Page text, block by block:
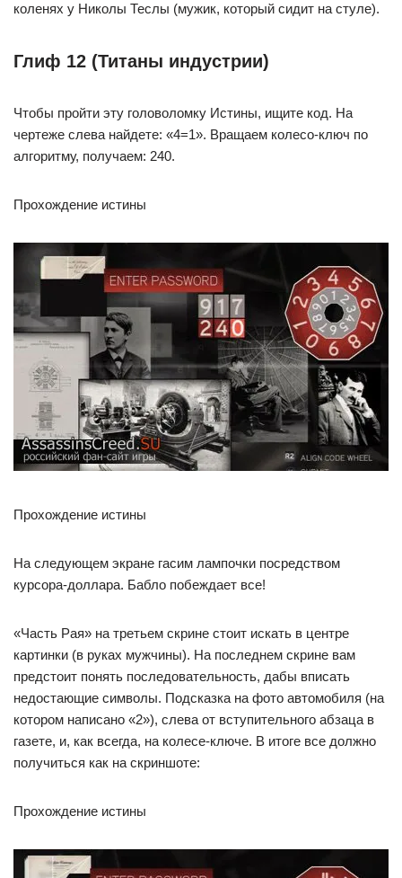
коленях у Николы Теслы (мужик, который сидит на стуле).
Глиф 12 (Титаны индустрии)
Чтобы пройти эту головоломку Истины, ищите код. На
чертеже слева найдете: «4=1». Вращаем колесо-ключ по
алгоритму, получаем: 240.
Прохождение истины
Прохождение истины
На следующем экране гасим лампочки посредством
курсора-доллара. Бабло побеждает все!
«Часть Рая» на третьем скрине стоит искать в центре
картинки (в руках мужчины). На последнем скрине вам
предстоит понять последовательность, дабы вписать
недостающие символы. Подсказка на фото автомобиля (на
котором написано «2»), слева от вступительного абзаца в
газете, и, как всегда, на колесе-ключе. В итоге все должно
получиться как на скриншоте:
Прохождение истины